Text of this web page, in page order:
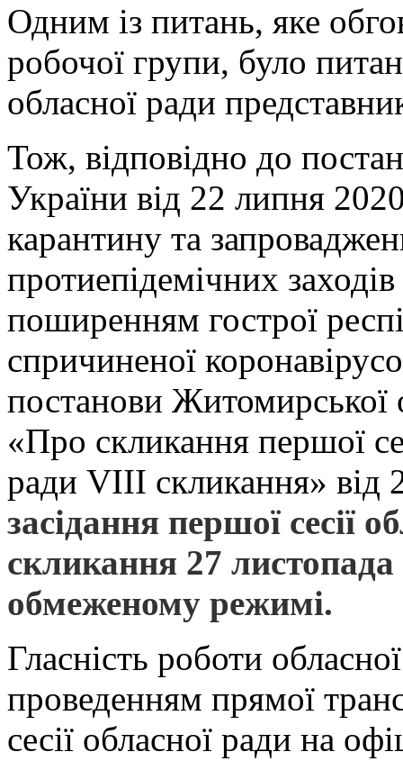
Одним із питань, яке
робочої групи, було
обласної ради
Тож, відповідно до
України від 22 липня
карантину та
протиепідемічних
поширенням гострої
спричиненої
постанови Житомирської
«Про скликання першої
ради VIII скликання» від
засідання першої сесії
скликання 27
обмеженому режимі.
Гласність роботи
проведенням прямої
сесії обласної ради на